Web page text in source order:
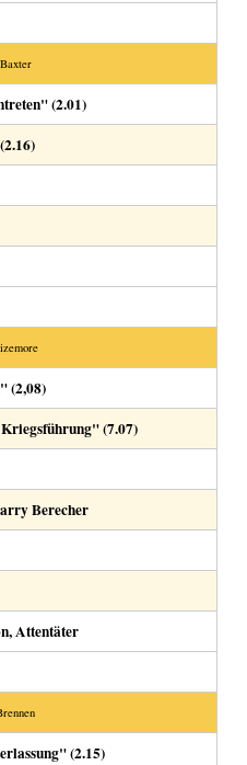
(2.01)
(2,08)
(7.07)
Berecher
Attentäter
(2.15)